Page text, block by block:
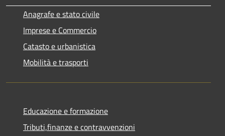
Anagrafe e stato civile
Imprese e Commercio
Catasto e urbanistica
Mobilità e trasporti
Educazione e formazione
Tributi,finanze e contravvenzioni